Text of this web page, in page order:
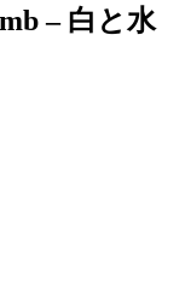
– 白と水